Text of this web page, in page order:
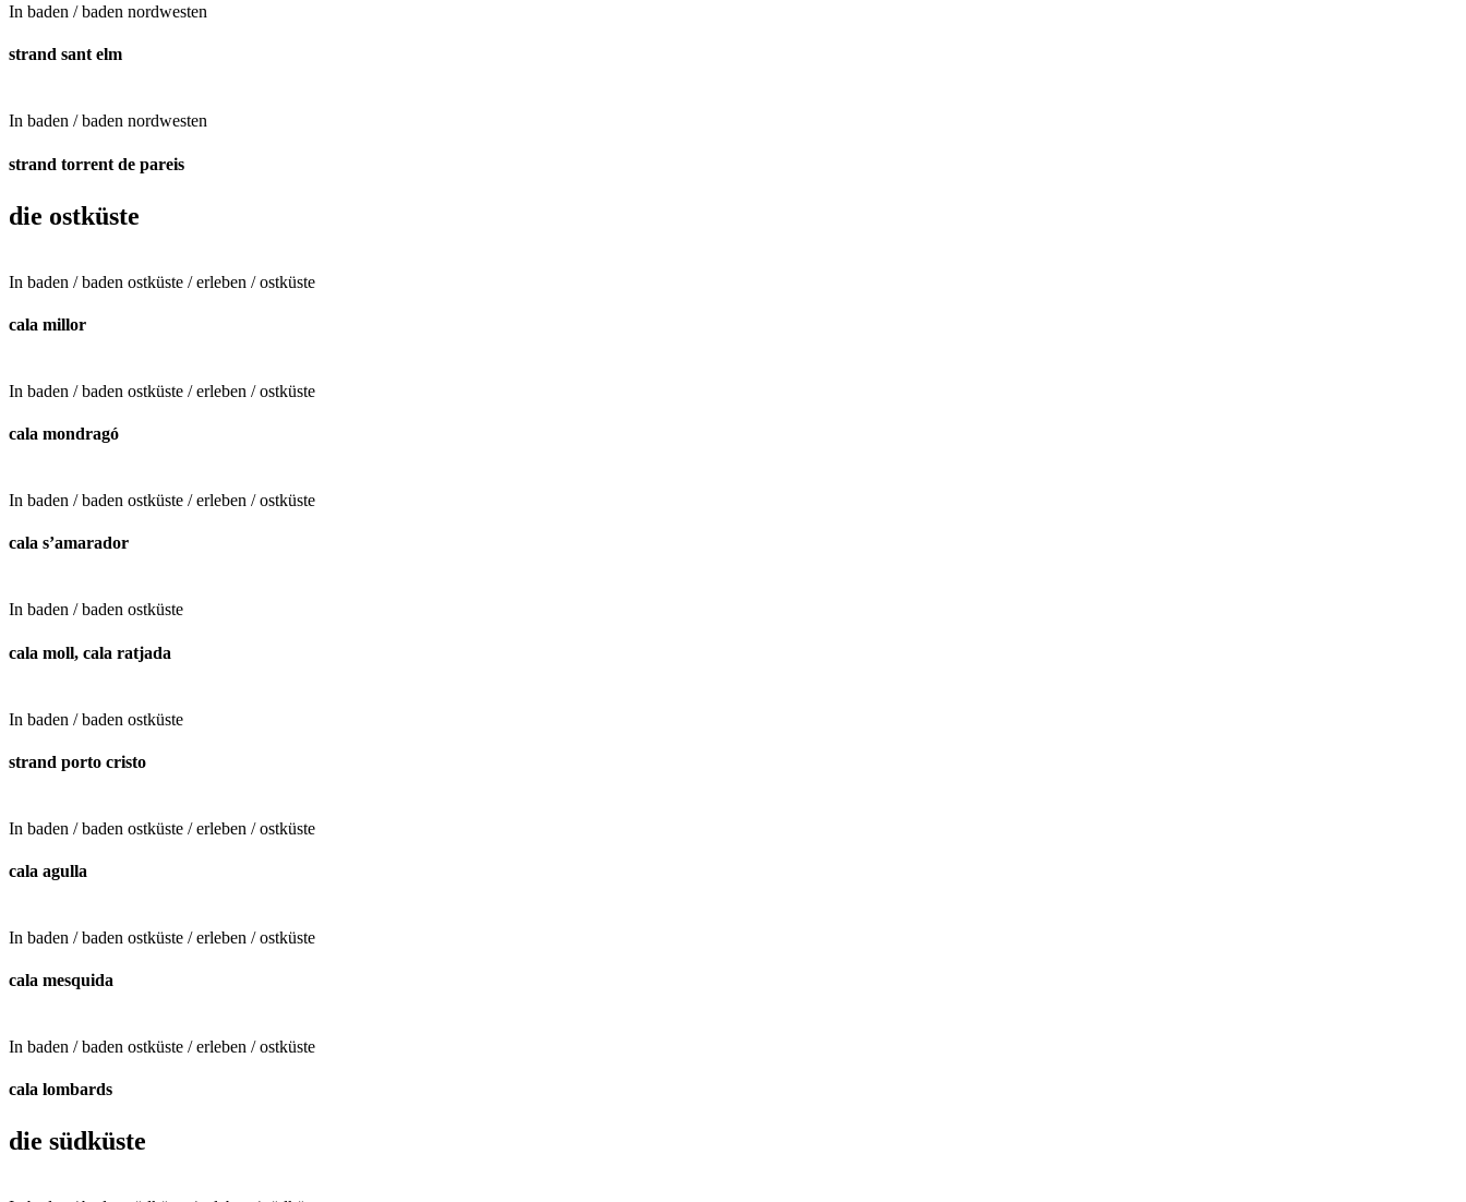
In baden / baden nordwesten
strand sant elm
In baden / baden nordwesten
strand torrent de pareis
die ostküste
In baden / baden ostküste / erleben / ostküste
cala millor
In baden / baden ostküste / erleben / ostküste
cala mondragó
In baden / baden ostküste / erleben / ostküste
cala s’amarador
In baden / baden ostküste
cala moll, cala ratjada
In baden / baden ostküste
strand porto cristo
In baden / baden ostküste / erleben / ostküste
cala agulla
In baden / baden ostküste / erleben / ostküste
cala mesquida
In baden / baden ostküste / erleben / ostküste
cala lombards
die südküste